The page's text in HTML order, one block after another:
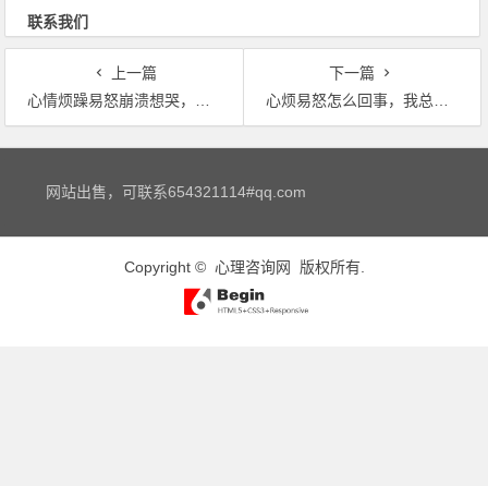
联系我们
上一篇
心情烦躁易怒崩溃想哭，烦躁易怒想哭高兴不起来爱生气什么都不想
下一篇
心烦易怒怎么回事，我总是爱发脾气，心烦易怒，怎么回事
文章导航
网站出售，可联系654321114#qq.com
Copyright © 心理咨询网 版权所有.